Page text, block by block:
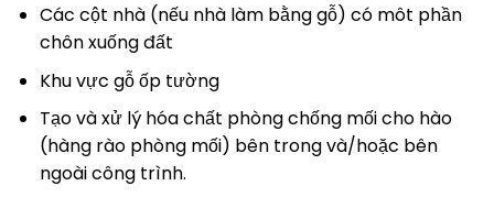
Các cột nhà (nếu nhà làm bằng gỗ) có môt phần
chôn xuống đất
Khu vực gỗ ốp tường
Tạo và xử lý hóa chất phòng chống mối cho hào
(hàng rào phòng mối) bên trong và/hoặc bên
ngoài công trình.